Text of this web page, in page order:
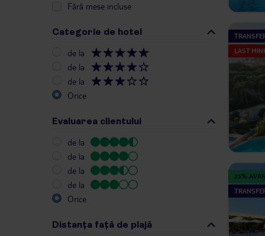
Fără mese incluse
Categorie de hotel
de la
de la
de la
Orice
Evaluarea clientului
de la
de la
de la
de la
Orice
Distanța față de plajă
LAST
25%